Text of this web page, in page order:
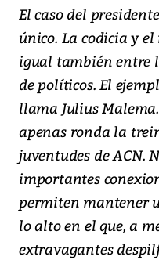
El caso del
único. La codicia y
igual también entre
de políticos. El
llama Julius
apenas ronda la
juventudes de ACN.
importantes
permiten mantener
lo alto en el que, a
extravagantes